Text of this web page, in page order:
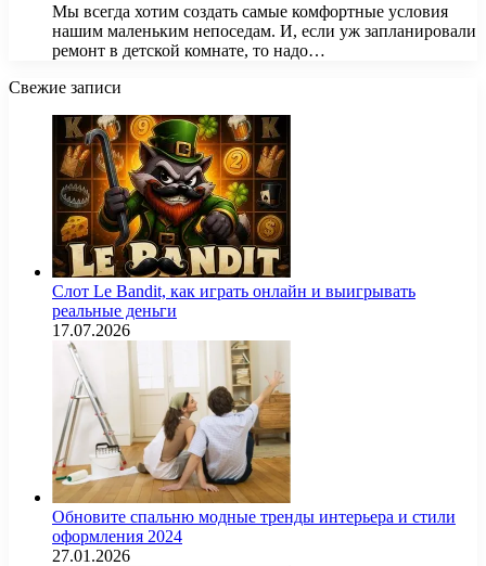
Мы всегда хотим создать самые комфортные условия
нашим маленьким непоседам. И, если уж запланировали
ремонт в детской комнате, то надо…
Свежие записи
Слот Le Bandit, как играть онлайн и выигрывать
реальные деньги
17.07.2026
Обновите спальню модные тренды интерьера и стили
оформления 2024
27.01.2026